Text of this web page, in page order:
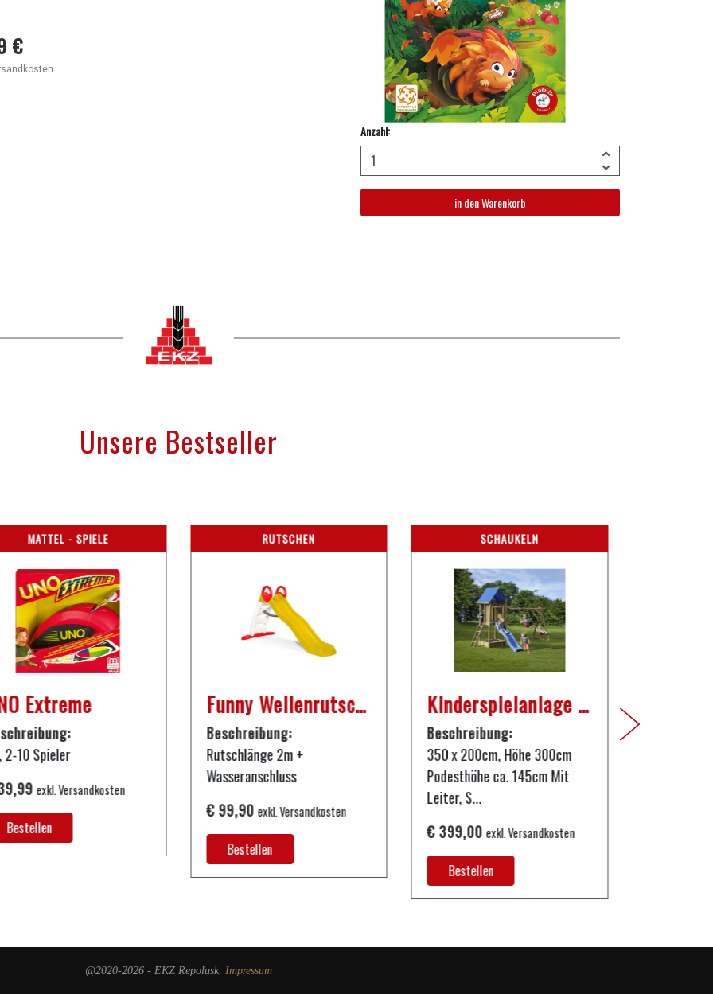
€
Anzahl:
in den Warenkorb
Unsere Bestseller
MATTEL - SPIELE
Extreme
2-10 Spieler
exkl. Versandkosten
Bestellen
RUTSCHEN
Funny Wellenrutsche
Beschreibung:
Rutschlänge 2m +
Wasseranschluss
€ 99,90 exkl. Versandkosten
Bestellen
SCHAUKELN
Kinderspielanlage Emil
Beschreibung:
350 x 200cm, Höhe 300cm
Podesthöhe ca. 145cm Mit
Leiter, S...
€ 399,00 exkl. Versandkosten
Bestellen
@2020-2026 - EKZ Repolusk. Impressum